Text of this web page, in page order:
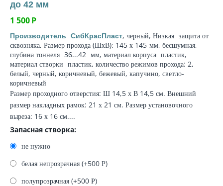
до 42 мм
1 500Р
Производитель СибКрасПласт, черный, Низкая защита от
сквозняка, Размер прохода (ШхВ): 145 х 145 мм, бесшумная,
глубина тоннеля 36...42 мм, материал корпуса пластик,
материал створки пластик, количество режимов прохода: 2,
белый, черный, коричневый, бежевый, капучино, светло-
коричневый
Размер проходного отверстия: Ш 14,5 х В 14,5 см. Внешний
размер накладных рамок: 21 х 21 см. Размер установочного
выреза: 16 х 16 см....
Запасная створка:
не нужно
белая непрозрачная (+500 Р)
полупрозрачная (+500 Р)